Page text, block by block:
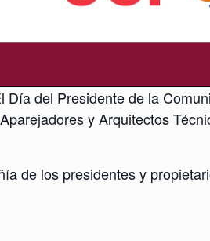
del Presidente de la
y Arquitectos
de los presidentes y